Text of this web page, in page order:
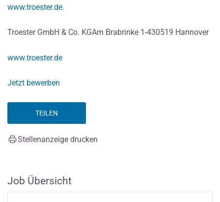
www.troester.de.
Troester GmbH & Co. KGAm Brabrinke 1-430519 Hannover
www.troester.de
Jetzt bewerben
TEILEN
Stellenanzeige drucken
Job Übersicht